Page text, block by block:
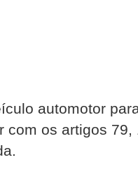
automotor
os artigos 79,